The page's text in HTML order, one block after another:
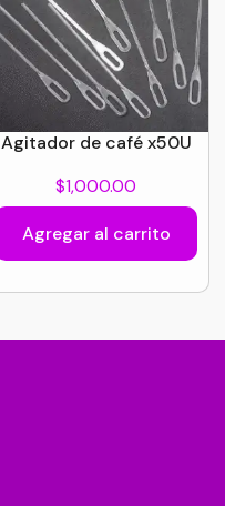
Agitador de café x50U
$1,000.00
Agregar al carrito